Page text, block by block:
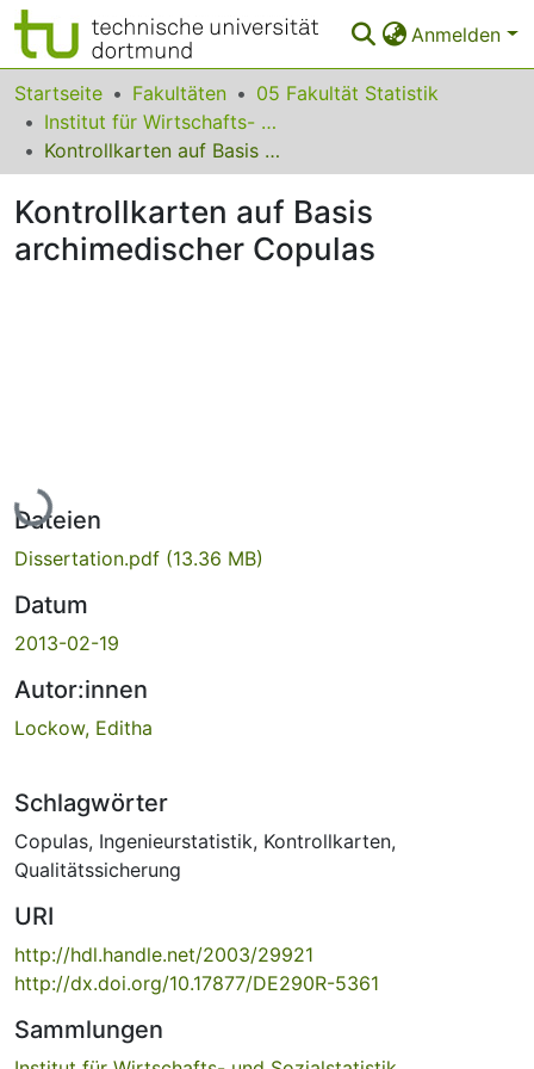
Anmelden
Bereiche & Sammlungen
Das gesamte Repositorium
Startseite Fakultäten
05 Fakultät Statistik
Institut für Wirtschafts- und Sozialstatistik
Kontrollkarten auf Basis archimedischer Copulas
Kontrollkarten auf Basis
archimedischer Copulas
Lade...
Dateien
Dissertation.pdf (13.36 MB)
Datum
2013-02-19
Autor:innen
Lockow, Editha
Schlagwörter
Copulas, Ingenieurstatistik, Kontrollkarten,
Qualitätssicherung
URI
http://hdl.handle.net/2003/29921
http://dx.doi.org/10.17877/DE290R-5361
Sammlungen